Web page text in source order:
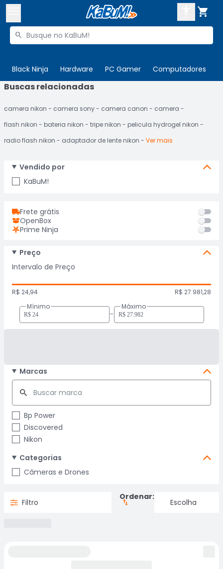

Buscar produtos

Black Ninja Hardware PC Gamer Computadores

 Departamentos
Cupons
 Ativar tradutor em libras
ENTRE
CADASTRE-SE
Buscas relacionadas
camera nikon camera sony camera canon
camera
flash nikon
bateria nikon tripe nikon
pelicula hydrogel nikon
radio flash nikon
adaptador de lente nikon Ver mais
Vendido por
KaBuM!
Frete grátis
OpenBox
Prime Ninja
Preço
Intervalo de Preço
R$ 24,94
R$ 27.981,28
Mínimo
-
Máximo
Marcas
Bp Power
Discovered
Nikon
Categorias
Câmeras e Drones
Filtro
Ordenar: